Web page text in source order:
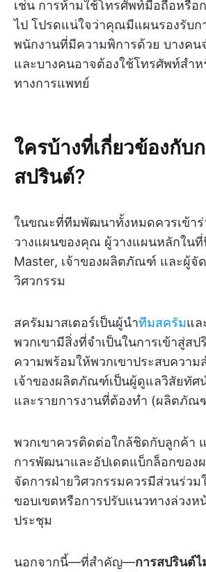
เช่น การห้ามใช้โทรศัพท์มือถือหรือ
ไป โปรดแน่ใจว่าคุณมีแผนรองรับก
พนักงานที่มีความพิการด้วย บางคน
และบางคนอาจต้องใช้โทรศัพท์สำห
ทางการแพทย์
ใครบ้างที่เกี่ยวข้องกับ
สปรินต์?
ในขณะที่ทีมพัฒนาทั้งหมดควรเข้าร่
วางแผนของคุณ ผู้วางแผนหลักในที่
Master, เจ้าของผลิตภัณฑ์ และผู้จั
วิศวกรรม
สครัมมาสเตอร์เป็นผู้นำทีมสครัมแล
พวกเขามีสิ่งที่จำเป็นในการเข้าสู่ส
ความพร้อมให้พวกเขาประสบความ
เจ้าของผลิตภัณฑ์เป็นผู้ดูแลวิสัยทั
และรายการงานที่ต้องทำ (ผลิตภัณ
พวกเขาควรติดต่อใกล้ชิดกับลูกค้า
การพัฒนาและอัปเดตแบ็กล็อกขอ
จัดการฝ่ายวิศวกรรมควรมีส่วนร่วม
ขอบเขตหรือการปรับแนวทางล่วงห
ประชุม
นอกจากนี้—ที่สำคัญ—การสปรินต์